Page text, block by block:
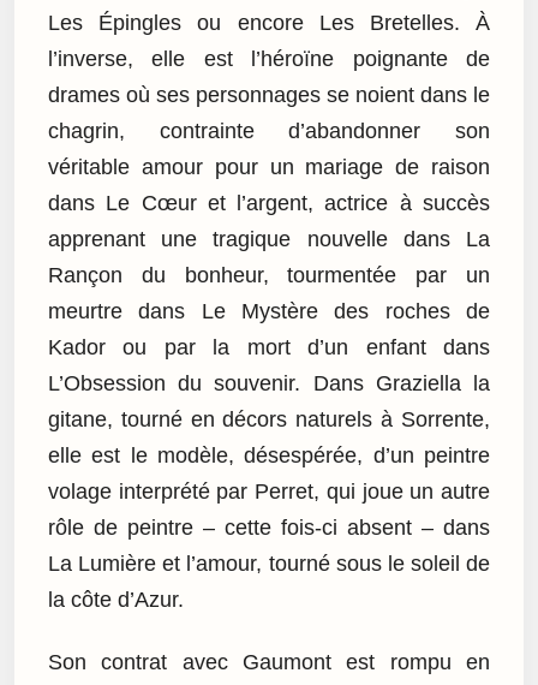
Les Épingles ou encore Les Bretelles. À
l’inverse, elle est l’héroïne poignante de
drames où ses personnages se noient dans le
chagrin, contrainte d’abandonner son
véritable amour pour un mariage de raison
dans Le Cœur et l’argent, actrice à succès
apprenant une tragique nouvelle dans La
Rançon du bonheur, tourmentée par un
meurtre dans Le Mystère des roches de
Kador ou par la mort d’un enfant dans
L’Obsession du souvenir. Dans Graziella la
gitane, tourné en décors naturels à Sorrente,
elle est le modèle, désespérée, d’un peintre
volage interprété par Perret, qui joue un autre
rôle de peintre – cette fois-ci absent – dans
La Lumière et l’amour, tourné sous le soleil de
la côte d’Azur.
Son contrat avec Gaumont est rompu en